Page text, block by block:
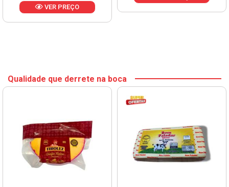
VER PREÇO
Qualidade que derrete na boca